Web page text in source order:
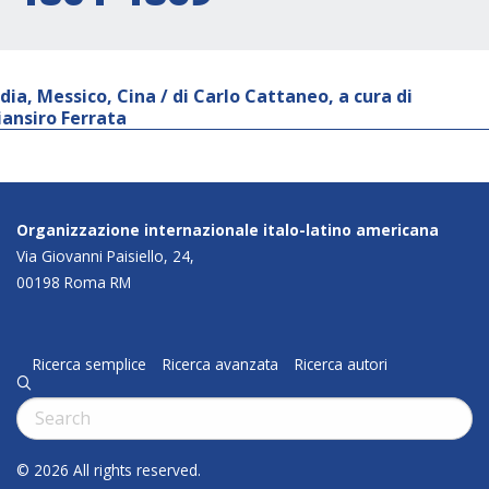
Messico, Cina / di Carlo Cattaneo, a cura di
Ferrata
Organizzazione internazionale italo-latino americana
Via Giovanni Paisiello, 24,
00198 Roma RM
Ricerca semplice Ricerca avanzata Ricerca autori
q
Cerca:
© 2026 All rights reserved.